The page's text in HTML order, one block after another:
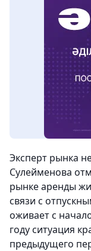
Эксперт рынка
Сулейменова
рынке аренды
связи с
оживает с
году ситуация
предыдущего